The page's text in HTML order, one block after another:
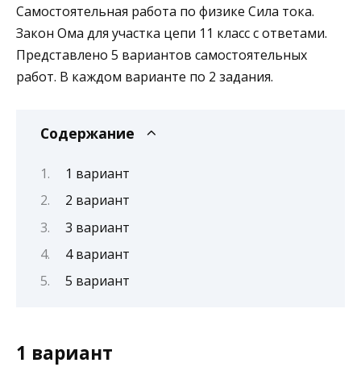
Самостоятельная работа по физике Сила тока.
Закон Ома для участка цепи 11 класс с ответами.
Представлено 5 вариантов самостоятельных
работ. В каждом варианте по 2 задания.
Содержание
1 вариант
2 вариант
3 вариант
4 вариант
5 вариант
1 вариант